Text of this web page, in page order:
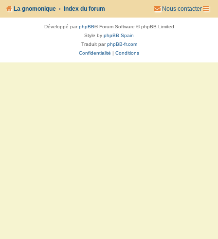
La gnomonique Index du forum Nous contacter
Développé parphpBB® Forum Software © phpBB Limited
Style by phpBB Spain
Traduit parphpBB-fr.com
Confidentialité
Conditions